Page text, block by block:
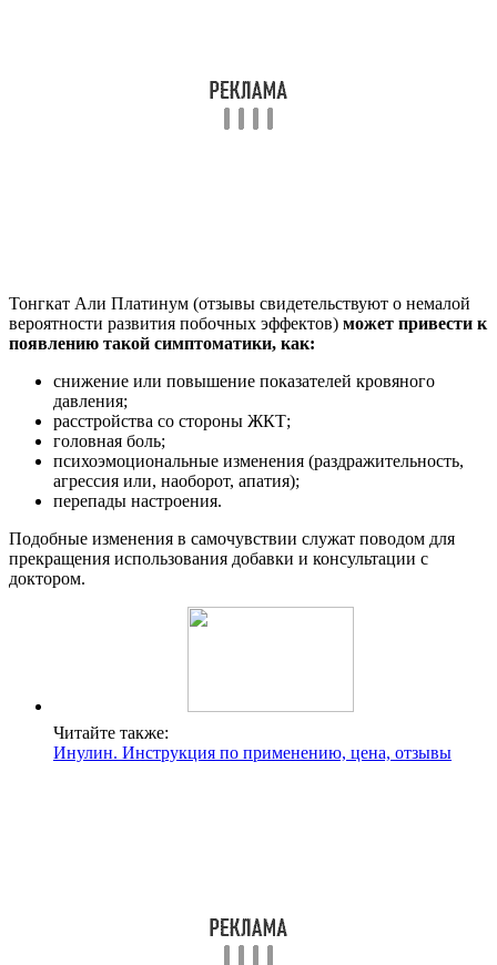
Тонгкат Али Платинум (отзывы свидетельствуют о немалой
вероятности развития побочных эффектов) может привести к
появлению такой симптоматики, как:
снижение или повышение показателей кровяного
давления;
расстройства со стороны ЖКТ;
головная боль;
психоэмоциональные изменения (раздражительность,
агрессия или, наоборот, апатия);
перепады настроения.
Подобные изменения в самочувствии служат поводом для
прекращения использования добавки и консультации с
доктором.
Читайте также:
Инулин. Инструкция по применению, цена, отзывы